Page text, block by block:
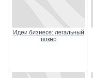
Идеи бизнесе: легальный
покер